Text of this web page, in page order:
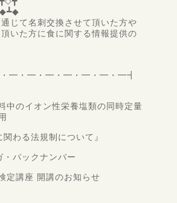
じて名刺交換させて頂いた方や
いた方に食に関する情報提供の
・━・━・━・━・━・━・━┫
中のイオン性栄養塩類の同時定量
わる法規制について』
・バックナンバー
定講座 開講のお知らせ